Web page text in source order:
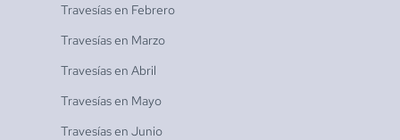
Travesías en Febrero
Travesías en Marzo
Travesías en Abril
Travesías en Mayo
Travesías en Junio